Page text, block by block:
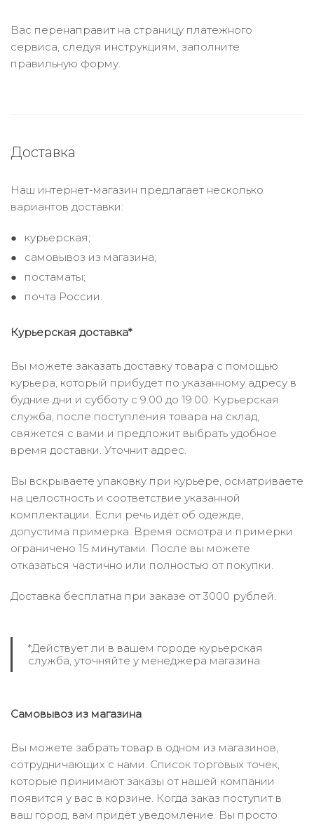
Вас перенаправит на страницу платежного
сервиса, следуя инструкциям, заполните
правильную форму.
Доставка
Наш интернет-магазин предлагает несколько
вариантов доставки:
курьерская;
самовывоз из магазина;
постаматы;
почта России.
Курьерская доставка*
Вы можете заказать доставку товара с помощью
курьера, который прибудет по указанному адресу в
будние дни и субботу с 9.00 до 19.00. Курьерская
служба, после поступления товара на склад,
свяжется с вами и предложит выбрать удобное
время доставки. Уточнит адрес.
Вы вскрываете упаковку при курьере, осматриваете
на целостность и соответствие указанной
комплектации. Если речь идёт об одежде,
допустима примерка. Время осмотра и примерки
ограничено 15 минутами. После вы можете
отказаться частично или полностью от покупки.
Доставка бесплатна при заказе от 3000 рублей.
*Действует ли в вашем городе курьерская
служба, уточняйте у менеджера магазина.
Самовывоз из магазина
Вы можете забрать товар в одном из магазинов,
сотрудничающих с нами. Список торговых точек,
которые принимают заказы от нашей компании
появится у вас в корзине. Когда заказ поступит в
ваш город, вам придёт уведомление. Вы просто